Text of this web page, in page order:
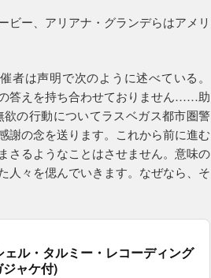
ビー、アリアナ・グランデらはアメリ
者は声明で次のように述べている。
答えを持ち合わせておりません……助
の行動についてラスベガス都市圏警
謝の念を送ります。これから前に進む
さるようなことはさせません。意味の
人々を偲んでいきます。なぜなら、そ
ル・タルミー・レコーディング
ャケ付)